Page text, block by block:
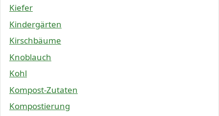
Kiefer
Kindergärten
Kirschbäume
Knoblauch
Kohl
Kompost-Zutaten
Kompostierung